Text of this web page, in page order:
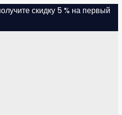
скидку 5 % на первый